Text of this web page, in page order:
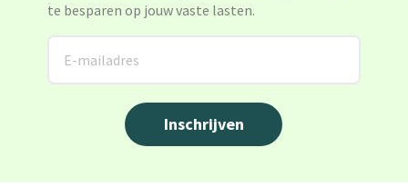
te besparen op jouw vaste lasten.